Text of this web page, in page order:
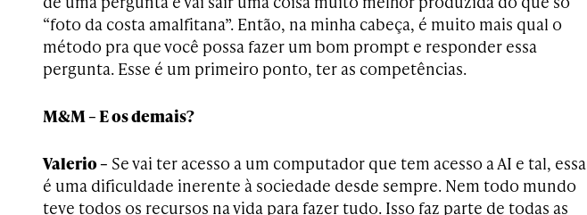
“foto da costa amalfitana”. Então, na minha cabeça, é muito mais qual o
método pra que você possa fazer um bom prompt e responder essa
pergunta. Esse é um primeiro ponto, ter as competências.
M&M – E os demais?
Valerio – Se vai ter acesso a um computador que tem acesso a AI e tal, essa
é uma dificuldade inerente à sociedade desde sempre. Nem todo mundo
teve todos os recursos na vida para fazer tudo. Isso faz parte de todas as